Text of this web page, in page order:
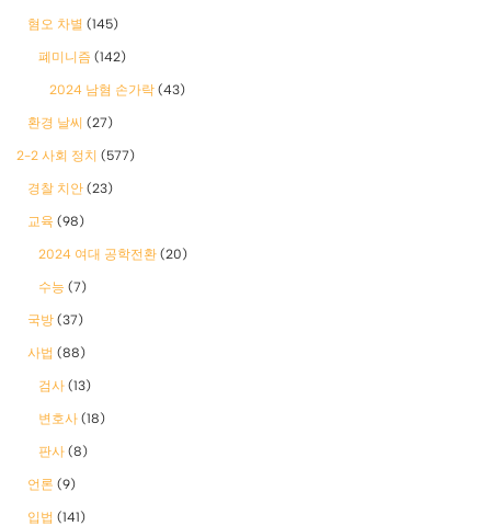
혐오 차별 (145)
폐미니즘 (142)
2024 남혐 손가락 (43)
환경 날씨 (27)
2-2 사회 정치 (577)
경찰 치안 (23)
교육 (98)
2024 여대 공학전환 (20)
수능 (7)
국방 (37)
사법 (88)
검사 (13)
변호사 (18)
판사 (8)
언론 (9)
입법 (141)